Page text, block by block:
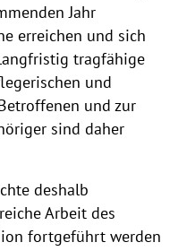
Jahr
erreichen und sich
tragfähige
und
und zur
sind daher
deshalb
Arbeit des
fortgeführt werden